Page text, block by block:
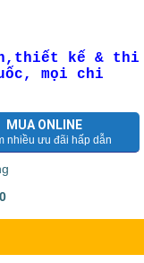
kế & thi
mọi chi
MUA ONLINE
nhiều ưu đãi hấp dẫn